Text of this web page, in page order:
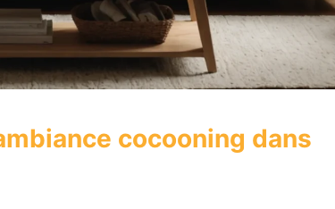
cocooning dans